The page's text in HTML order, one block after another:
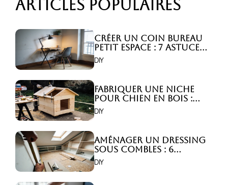
Articles populaires
Créer un coin bureau
petit espace : 7 astuces
malignes!
DIY
Fabriquer une niche
pour chien en bois :
Comment faire ?
DIY
Aménager un dressing
sous combles : 6
astuces indispensables
!
DIY